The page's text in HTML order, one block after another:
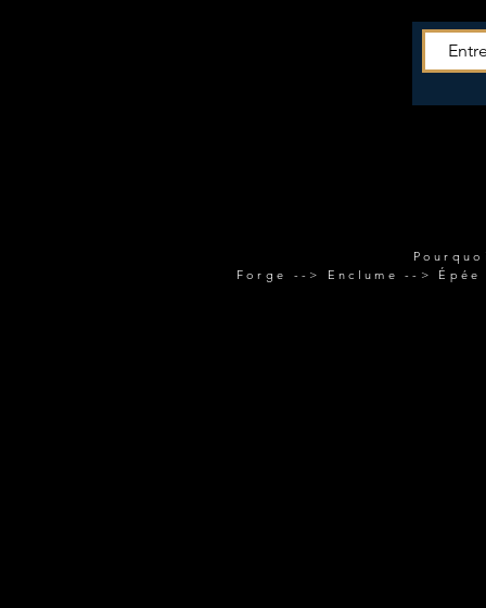
Forge --> Enclume -->